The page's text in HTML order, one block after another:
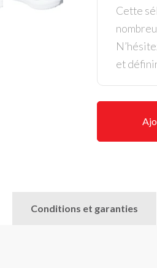
Cette
et
Conditions et garanties